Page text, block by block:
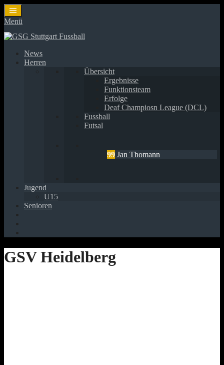
Springe
zum
Inhalt
Menü
News
Herren
Übersicht
Ergebnisse
Funktionsteam
Erfolge
Deaf Champiosn League (DCL)
Fussball
Futsal
99 Jan Thomann
Jugend
U15
Senioren
GSV Heidelberg